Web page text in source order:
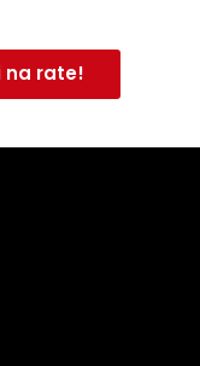
na rate!